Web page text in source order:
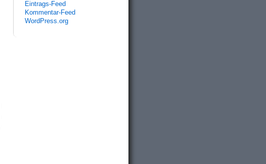
Eintrags-Feed
Kommentar-Feed
WordPress.org